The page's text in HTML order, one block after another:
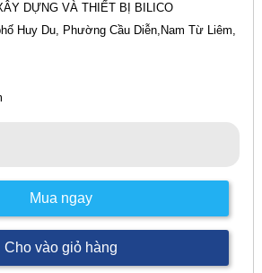
DỰNG VÀ THIẾT BỊ BILICO
Huy Du, Phường Cầu Diễn,Nam Từ Liêm,
Mua ngay
Cho vào giỏ hàng